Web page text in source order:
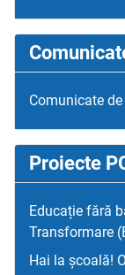
Comunicate de
Proiecte
Educație fără
Transformare
Hai la școală!